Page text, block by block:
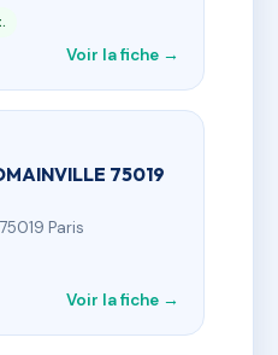
Voir la fiche →
75019
Paris
Voir la fiche →